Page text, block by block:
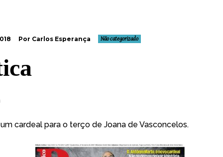
Por Carlos Esperança Não categorizado
cardeal para o terço de Joana de Vasconcelos.